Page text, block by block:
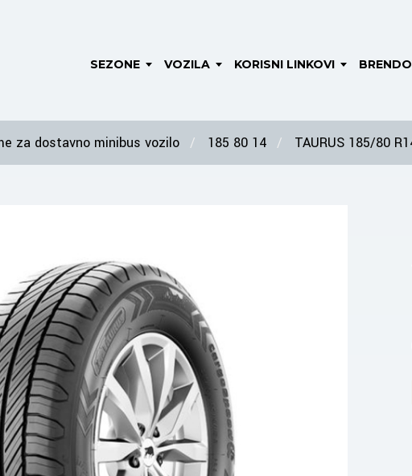
SEZONE VOZILA KORISNI LINKOVI
za dostavno minibus vozilo 185 80 14 TAURUS 185/80